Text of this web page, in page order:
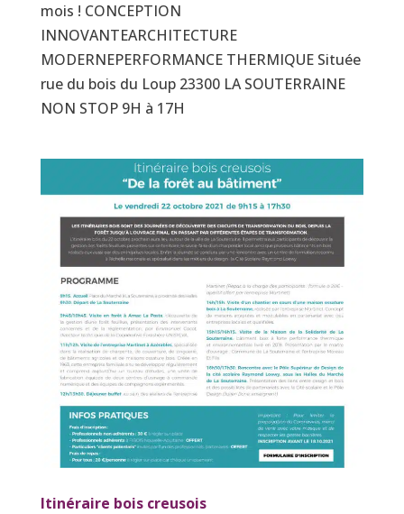
mois ! CONCEPTION
INNOVANTEARCHITECTURE
MODERNEPERFORMANCE THERMIQUE Située
rue du bois du Loup 23300 LA SOUTERRAINE
NON STOP 9H à 17H
Itinéraire bois creusois